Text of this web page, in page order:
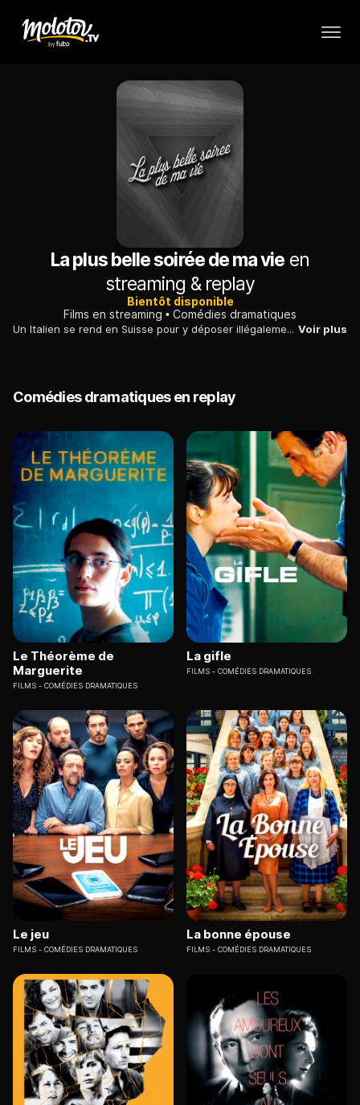
La plus belle soirée de ma vie en
streaming & replay
Bientôt disponible
Films en streaming
Comédies dramatiques
Un Italien se rend en Suisse pour y déposer illégalement une forte somme d'argent. En panne, il est contraint de chercher refuge pour la nuit dans un château. Les propriétaires, quatre vieillards, tous anciens magistrats, lui font subir un procès... Voir plus
Comédies dramatiques en replay
Le Théorème de
Marguerite
FILMS COMÉDIES DRAMATIQUES
La gifle
FILMS COMÉDIES DRAMATIQUES
Le jeu
FILMS COMÉDIES DRAMATIQUES
La bonne épouse
FILMS COMÉDIES DRAMATIQUES